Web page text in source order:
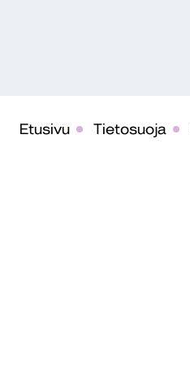
Etusivu Tietosuoja